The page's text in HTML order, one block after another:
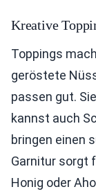
Kreative
Toppings
geröstete
passen gut.
kannst auch
bringen einen
Garnitur sorgt
Honig oder